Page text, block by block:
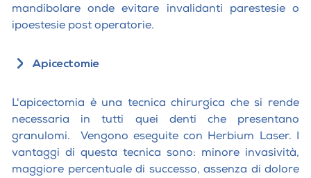
mandibolare onde evitare invalidanti parestesie o
ipoestesie post operatorie.
Apicectomie
L'apicectomia è una tecnica chirurgica che si rende
necessaria in tutti quei denti che presentano
granulomi. Vengono eseguite con Herbium Laser. I
vantaggi di questa tecnica sono: minore invasività,
maggiore percentuale di successo, assenza di dolore